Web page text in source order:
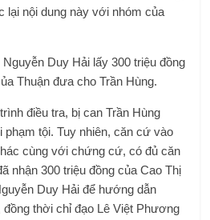
lại nội dung này với nhóm của
Duy Hải lấy 300 triệu đồng
Thuận đưa cho Trần Hùng.
điều tra, bị can Trần Hùng
phạm tội. Tuy nhiên, căn cứ vào
cùng với chứng cứ, có đủ căn
nhận 300 triệu đồng của Cao Thị
Duy Hải để hướng dẫn
đồng thời chỉ đạo Lê Việt Phương